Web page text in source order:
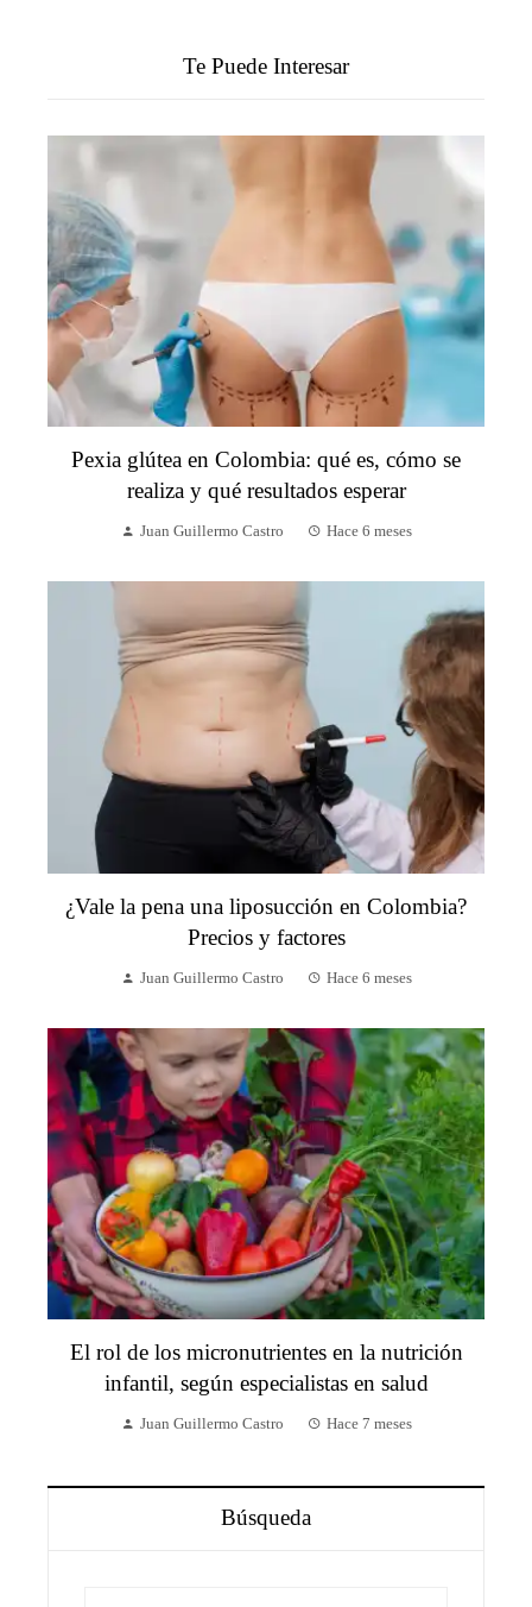
Te Puede Interesar
Pexia glútea en Colombia: qué es, cómo se
realiza y qué resultados esperar
Juan Guillermo Castro Hace 6 meses
¿Vale la pena una liposucción en Colombia?
Precios y factores
Juan Guillermo Castro Hace 6 meses
El rol de los micronutrientes en la nutrición
infantil, según especialistas en salud
Juan Guillermo Castro Hace 7 meses
Búsqueda